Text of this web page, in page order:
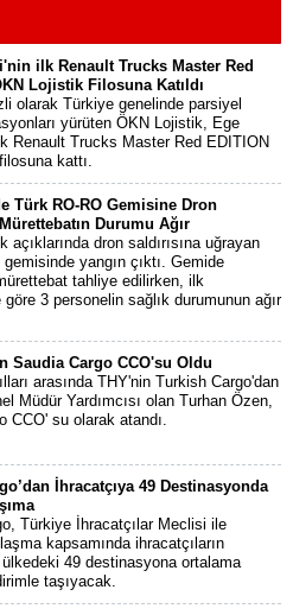
ilk Renault Trucks Master Red
Lojistik Filosuna Katıldı
olarak Türkiye genelinde parsiyel
yürüten ÖKN Lojistik, Ege
Renault Trucks Master Red EDITION
kattı.
Türk RO-RO Gemisine Dron
Mürettebatın Durumu Ağır
açıklarında dron saldırısına uğrayan
yangın çıktı. Gemide
tahliye edilirken, ilk
göre 3 personelin sağlık durumunun ağır
Saudia Cargo CCO'su Oldu
arasında THY'nin Turkish Cargo'dan
Müdür Yardımcısı olan Turhan Özen,
CCO' su olarak atandı.
İhracatçıya 49 Destinasyonda
Türkiye İhracatçılar Meclisi ile
kapsamında ihracatçıların
49 destinasyona ortalama
taşıyacak.